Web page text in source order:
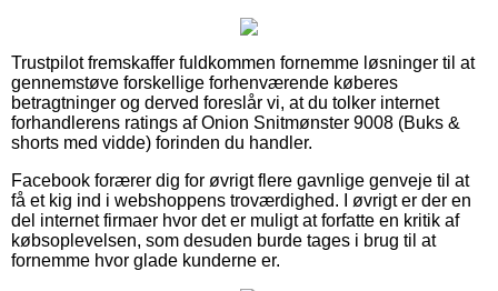
Trustpilot fremskaffer fuldkommen fornemme løsninger til at
gennemstøve forskellige forhenværende køberes
betragtninger og derved foreslår vi, at du tolker internet
forhandlerens ratings af Onion Snitmønster 9008 (Buks &
shorts med vidde) forinden du handler.
Facebook forærer dig for øvrigt flere gavnlige genveje til at
få et kig ind i webshoppens troværdighed. I øvrigt er der en
del internet firmaer hvor det er muligt at forfatte en kritik af
købsoplevelsen, som desuden burde tages i brug til at
fornemme hvor glade kunderne er.